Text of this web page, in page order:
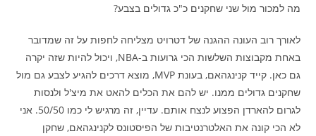
מה למכור מול שני שחקנים כ"כ גדולים בצבע?
לאורך רוב העונה ההגנה של דטרויט מצליחה לחפות על זה שמדובר
באחת מקבוצות השלשות הכי גרועות ב-NBA, ויכול להיות שזה יקרה
גם כאן. קייד קנינגהאם, בעונת MVP, מוצא דרכים להגיע לצבע גם מול
שחקנים גדולים ממנו. יש להם את הכלים להאט את מיצ'ל ולנסות
לגרום להארדן הפצוע לנצח אותם. עדיין, זה מרגיש לי כמו 50/50. אני
לא הכי קונה את האלטרנטיבות של הפיסטונס לקנינגהאם, שחקן